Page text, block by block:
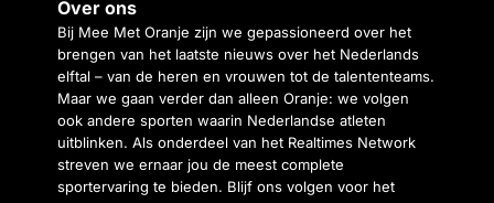
Over ons
Bij Mee Met Oranje zijn we gepassioneerd over het
brengen van het laatste nieuws over het Nederlands
elftal – van de heren en vrouwen tot de talententeams.
Maar we gaan verder dan alleen Oranje: we volgen
ook andere sporten waarin Nederlandse atleten
uitblinken. Als onderdeel van het Realtimes Network
streven we ernaar jou de meest complete
sportervaring te bieden. Blijf ons volgen voor het